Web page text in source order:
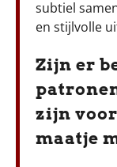
subtiel
en stijlvolle
Zijn er
zijn voor
maatje